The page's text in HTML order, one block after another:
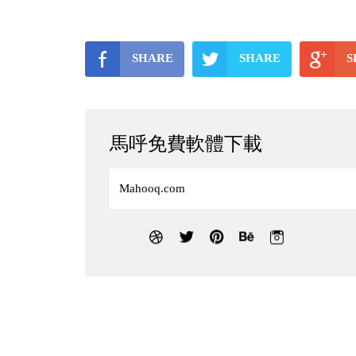
SHARE SHARE
馬呼免費軟體下載
Mahooq.com